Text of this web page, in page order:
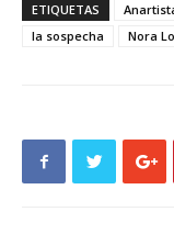
ETIQUETAS
la sospecha
Nora